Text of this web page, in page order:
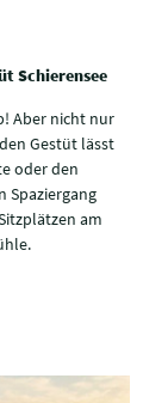
Schierensee
Aber nicht nur
Gestüt lässt
oder den
Spaziergang
am